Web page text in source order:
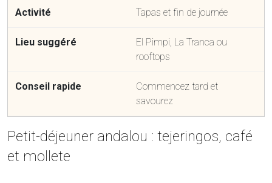
Tapas et fin de journée
El Pimpi, La Tranca ou
rooftops
Commencez tard et
savourez
Petit-déjeuner andalou : tejeringos, café
et mollete